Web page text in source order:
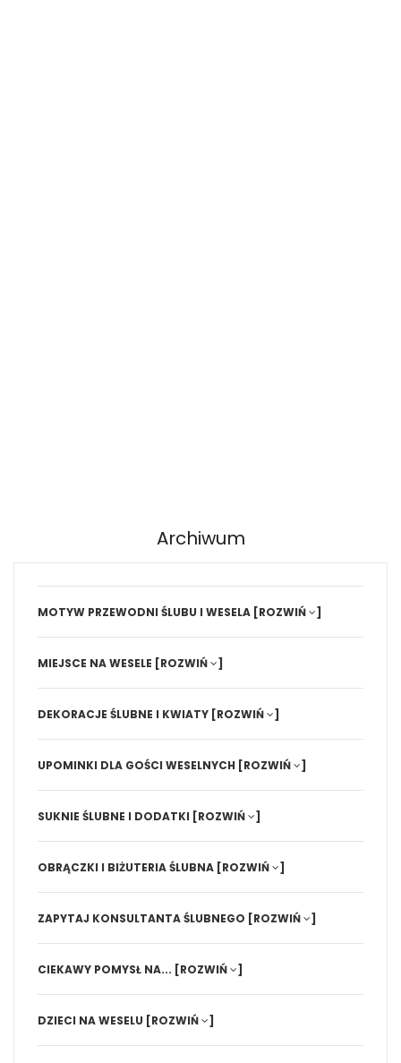
Archiwum
MOTYW PRZEWODNI ŚLUBU I WESELA [ROZWIŃ ]
MIEJSCE NA WESELE [ROZWIŃ ]
DEKORACJE ŚLUBNE I KWIATY [ROZWIŃ ]
UPOMINKI DLA GOŚCI WESELNYCH [ROZWIŃ ]
SUKNIE ŚLUBNE I DODATKI [ROZWIŃ ]
OBRĄCZKI I BIŻUTERIA ŚLUBNA [ROZWIŃ ]
ZAPYTAJ KONSULTANTA ŚLUBNEGO [ROZWIŃ ]
CIEKAWY POMYSŁ NA... [ROZWIŃ ]
DZIECI NA WESELU [ROZWIŃ ]